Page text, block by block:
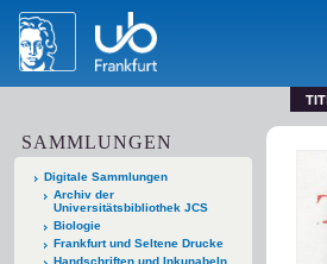
SAMMLUNGEN
Digitale Sammlungen
Archiv der
Universitätsbibliothek JCS
Biologie
Frankfurt und Seltene Drucke
Handschriften und Inkunabeln